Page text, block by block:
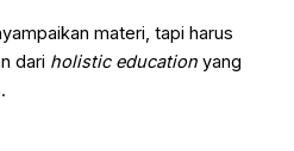
materi, tapi harus
dari holistic education yang